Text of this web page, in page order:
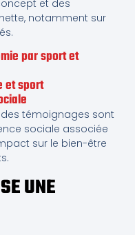
et des
notamment sur
par sport et
et sport
témoignages sont
sociale associée
sur le bien-être
UNE